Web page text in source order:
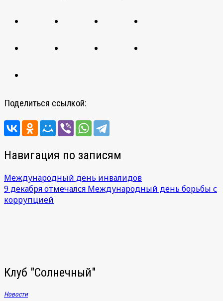
Поделиться ссылкой:
Навигация по записям
Международный день инвалидов
9 декабря отмечался Международный день борьбы с
коррупцией
Клуб "Солнечный"
Новости